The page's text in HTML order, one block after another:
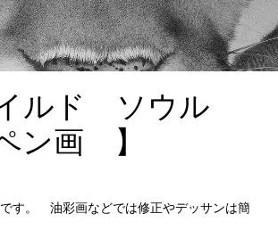
ウル ３【ペン画】F50号
ルド ソウル
ン画 】
す。 油彩画などでは修正やデッサンは簡